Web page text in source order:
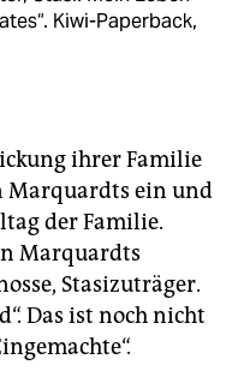
Kiwi-Paperback,
ihrer Familie
Marquardts ein und
der Familie.
Marquardts
Stasizuträger.
Das ist noch nicht